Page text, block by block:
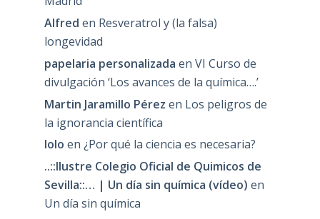
Alfred en Resveratrol y (la falsa)
longevidad
papelaria personalizada en VI Curso de
divulgación ‘Los avances de la química….’
Martin Jaramillo Pérez en Los peligros de
la ignorancia científica
lolo en ¿Por qué la ciencia es necesaria?
..::Ilustre Colegio Oficial de Quimicos de
Sevilla::… | Un día sin química (vídeo) en
Un día sin química